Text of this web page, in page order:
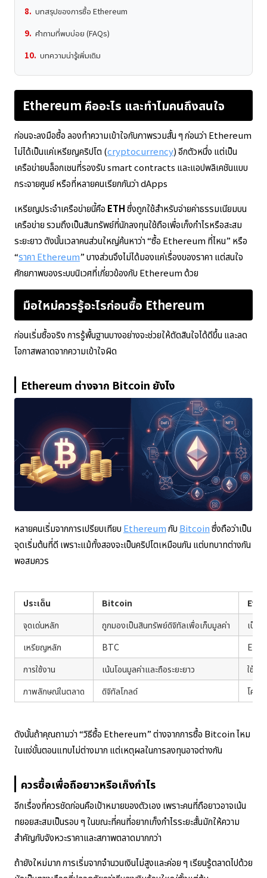
บทสรุปของการซื้อ Ethereum
คำถามที่พบบ่อย (FAQs)
บทความน่ารู้เพิ่มเติม
Ethereum คืออะไร และทำไมคนถึงสนใจ
ก่อนจะลงมือซื้อ ลองทำความเข้าใจกับภาพรวมสั้น ๆ ก่อนว่า Ethereum
ไม่ได้เป็นแค่เหรียญคริปโต (cryptocurrency) อีกตัวหนึ่ง แต่เป็น
เครือข่ายบล็อกเชนที่รองรับ smart contracts และแอปพลิเคชันแบบ
กระจายศูนย์ หรือที่หลายคนเรียกกันว่า dApps
เหรียญประจำเครือข่ายนี้คือ ETHซึ่งถูกใช้สำหรับจ่ายค่าธรรมเนียมบน
เครือข่าย รวมถึงเป็นสินทรัพย์ที่นักลงทุนใช้ถือเพื่อเก็งกำไรหรือสะสม
ระยะยาว ดังนั้นเวลาคนส่วนใหญ่ค้นหาว่า “ซื้อ Ethereum ที่ไหน” หรือ
“ราคา Ethereum” บางส่วนจึงไม่ได้มองแค่เรื่องของราคา แต่สนใจ
ศักยภาพของระบบนิเวศที่เกี่ยวข้องกับ Ethereum ด้วย
มือใหม่ควรรู้อะไรก่อนซื้อ Ethereum
ก่อนเริ่มซื้อจริง การรู้พื้นฐานบางอย่างจะช่วยให้ตัดสินใจได้ดีขึ้น และลด
โอกาสพลาดจากความเข้าใจผิด
Ethereum ต่างจาก Bitcoin ยังไง
หลายคนเริ่มจากการเปรียบเทียบ Ethereumกับ Bitcoinซึ่งถือว่าเป็น
จุดเริ่มต้นที่ดี เพราะแม้ทั้งสองจะเป็นคริปโตเหมือนกัน แต่บทบาทต่างกัน
พอสมควร
ประเด็น Bitcoin
จุดเด่นหลัก
ถูกมองเป็นสินทรัพย์ดิจิทัลเพื่อเก็บมูลค่า
เป็น
เหรียญหลัก
BTC
ETH
การใช้งาน
เน้นโอนมูลค่าและถือระยะยาว
ใช้งา
ภาพลักษณ์ในตลาด
ดิจิทัลโกลด์ โคร
ดังนั้นถ้าคุณถามว่า “วิธีซื้อ Ethereum” ต่างจากการซื้อ Bitcoin ไหม
ในแง่ขั้นตอนแทบไม่ต่างมาก แต่เหตุผลในการลงทุนอาจต่างกัน
ควรซื้อเพื่อถือยาวหรือเก็งกำไร
อีกเรื่องที่ควรชัดก่อนคือเป้าหมายของตัวเอง เพราะคนที่ถือยาวอาจเน้น
ทยอยสะสมเป็นรอบ ๆ ในขณะที่คนที่อยากเก็งกำไรระยะสั้นมักให้ความ
สำคัญกับจังหวะราคาและสภาพตลาดมากกว่า
ถ้ายังใหม่มาก การเริ่มจากจำนวนเงินไม่สูงและค่อย ๆ เรียนรู้ตลาดไปด้วย